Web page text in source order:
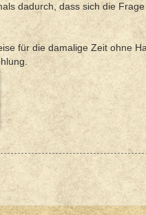
dadurch, dass sich die
für die damalige Zeit ohne